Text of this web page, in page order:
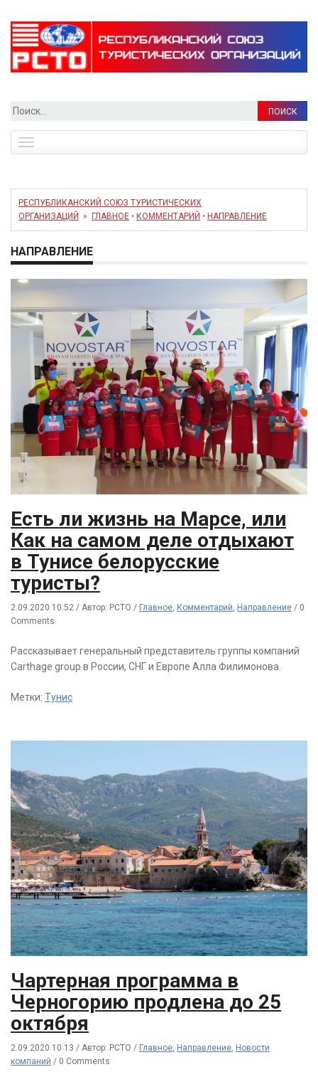
Найти:
navigation
РЕСПУБЛИКАНСКИЙ СОЮЗ ТУРИСТИЧЕСКИХ
ОРГАНИЗАЦИЙ
» ГЛАВНОЕ • КОММЕНТАРИЙ • НАПРАВЛЕНИЕ
НАПРАВЛЕНИЕ
Есть ли жизнь на Марсе, или
Как на самом деле отдыхают
в Тунисе белорусские
туристы?
2.09.2020 10:52 / Автор: РСТО / Главное, Комментарий, Направление / 0
Comments
Рассказывает генеральный представитель группы компаний
Carthage group в России, СНГ и Европе Алла Филимонова.
Метки: Тунис
Чартерная программа в
Черногорию продлена до 25
октября
2.09.2020 10:13 / Автор: РСТО / Главное Направление Новости
компаний / 0 Comments